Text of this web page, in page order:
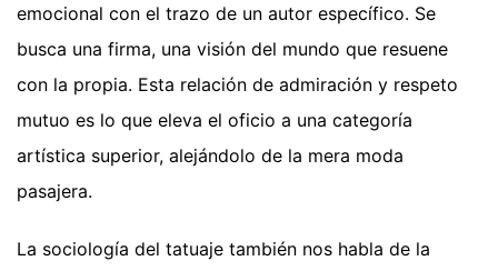
emocional con el trazo de un autor específico. Se
busca una firma, una visión del mundo que resuene
con la propia. Esta relación de admiración y respeto
mutuo es lo que eleva el oficio a una categoría
artística superior, alejándolo de la mera moda
pasajera.
La sociología del tatuaje también nos habla de la